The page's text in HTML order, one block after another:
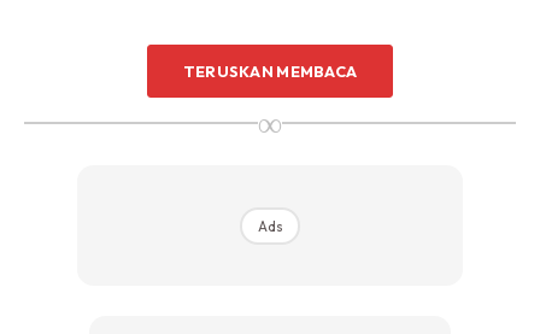
TERUSKAN MEMBACA
∞
Ads